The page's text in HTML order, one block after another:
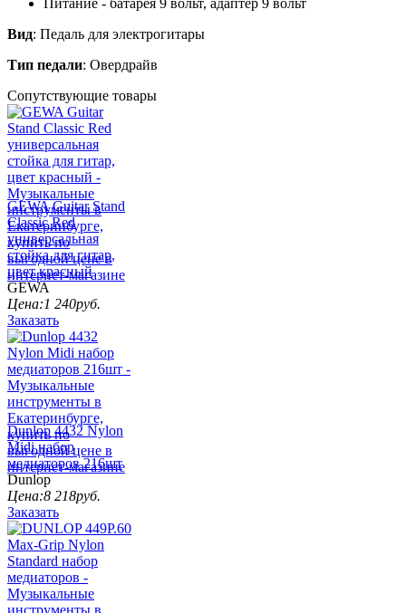
Вид: Педаль для электрогитары
Тип педали: Овердрайв
Сопутствующие товары
GEWA Guitar Stand
Classic Red
универсальная
стойка для гитар,
цвет красный
GEWA
Цена:1 240руб.
Заказать
Dunlop 4432 Nylon
Midi набор
медиаторов 216шт
Dunlop
Цена:8 218руб.
Заказать